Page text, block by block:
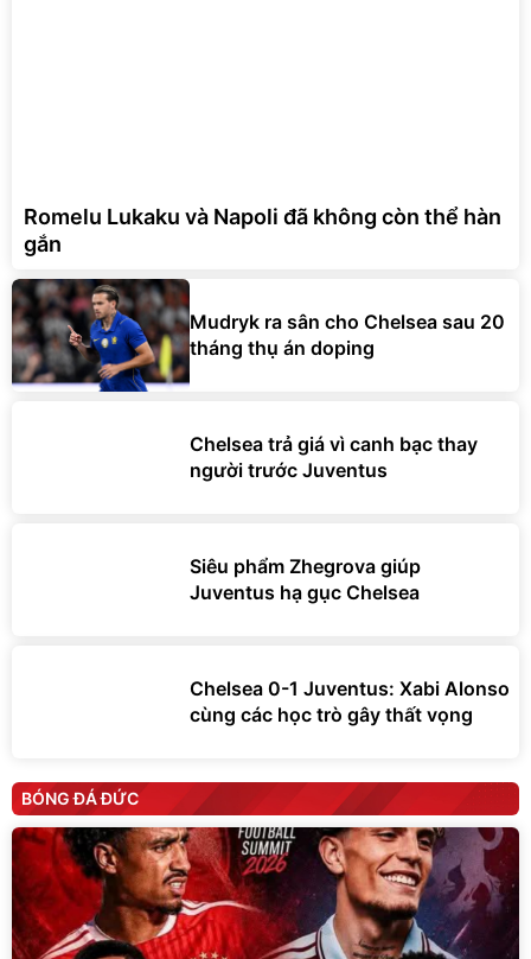
Romelu Lukaku và Napoli đã không còn thể hàn
gắn
Mudryk ra sân cho Chelsea sau 20
tháng thụ án doping
Chelsea trả giá vì canh bạc thay
người trước Juventus
Siêu phẩm Zhegrova giúp
Juventus hạ gục Chelsea
Chelsea 0-1 Juventus: Xabi Alonso
cùng các học trò gây thất vọng
BÓNG ĐÁ ĐỨC